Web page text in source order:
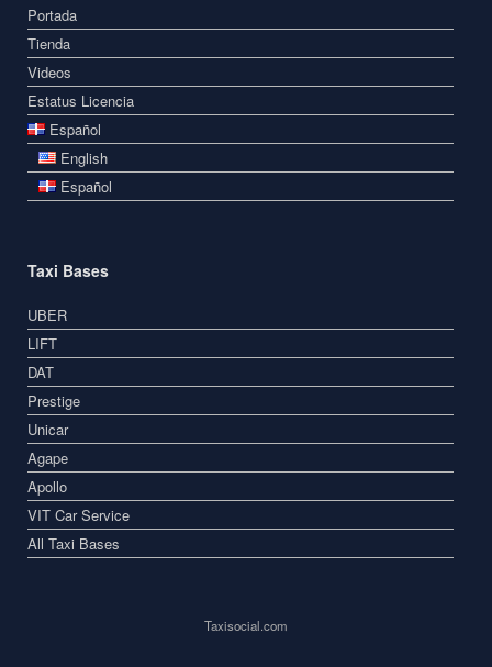
Portada
Tienda
Videos
Estatus Licencia
Español
English
Español
Taxi Bases
UBER
LIFT
DAT
Prestige
Unicar
Agape
Apollo
VIT Car Service
All Taxi Bases
Taxisocial.com